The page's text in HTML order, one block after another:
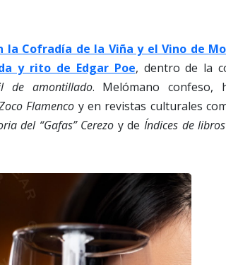
la Cofradía de la Viña y el Vino de
y rito de Edgar Poe, dentro de la
de amontillado. Melómano confeso,
Flamenco y en revistas culturales
del “Gafas” Cerezo y deÍndices de